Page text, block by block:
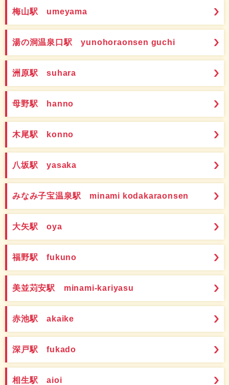
梅山駅 umeyama
湯の洞温泉口駅 yunohoraonsen guchi
洲原駅 suhara
母野駅 hanno
木尾駅 konno
八坂駅 yasaka
みなみ子宝温泉駅 minami kodakaraonsen
大矢駅 oya
福野駅 fukuno
美並苅安駅 minami-kariyasu
赤池駅 akaike
深戸駅 fukado
相生駅 aioi